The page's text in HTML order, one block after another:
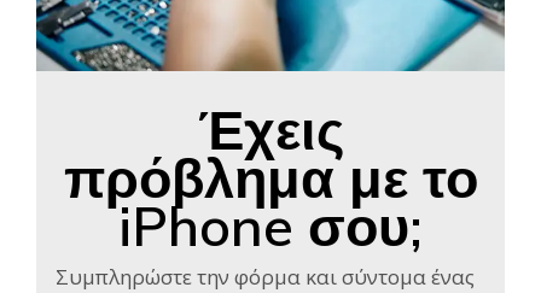
Έχεις
πρόβλημα με το
iPhone σου;
Συμπληρώστε την φόρμα και σύντομα ένας